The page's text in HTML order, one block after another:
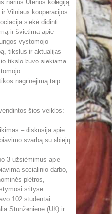
narius Utenos kolegiją
ir Vilniaus kooperacijos
siekė didinti
ir švietimą apie
vystomojo
tikslus ir aktualijas
tikslo buvo siekiama
nagrinėjimą tarp
šios veiklos:
– diskusija apie
svarbą su abiejų
3 užsiėmimus apie
socialinio darbo,
plėtros,
srityse.
102 studentai.
Stunžėnienė (UK) ir